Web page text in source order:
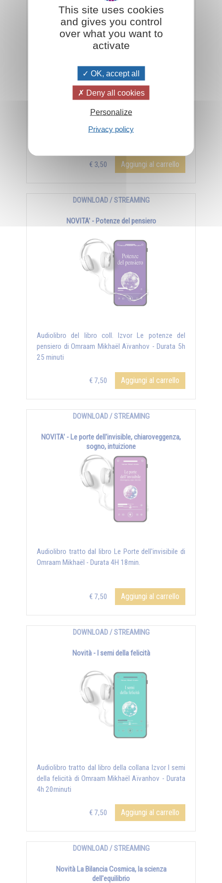
Verso un mondo nuovo
Mikhaël Aïvanhov - Durata 50m 53'
€ 3,50 Aggiungi al carrello
DOWNLOAD / STREAMING
NOVITA' - Potenze del pensiero
Audiolibro del libro coll. Izvor Le potenze del
pensiero di Omraam Mikhaël Aïvanhov - Durata 5h
25 minuti
€ 7,50 Aggiungi al carrello
DOWNLOAD / STREAMING
NOVITA' - Le porte dell'invisible, chiaroveggenza,
sogno, intuizione
Audiolibro tratto dal libro Le Porte dell'invisibile di
Omraam Mikhaël - Durata 4H 18min.
€ 7,50 Aggiungi al carrello
DOWNLOAD / STREAMING
Novità - I semi della felicità
Audiolibro tratto dal libro della collana Izvor I semi
della felicità di Omraam Mikhaël Aïvanhov - Durata
4h 20minuti
€ 7,50 Aggiungi al carrello
DOWNLOAD / STREAMING
Novità La Bilancia Cosmica, la scienza
dell'equilibrio
This site uses cookies
and gives you control
over what you want to
activate
OK, accept all
Deny all cookies
Personalize
Privacy policy